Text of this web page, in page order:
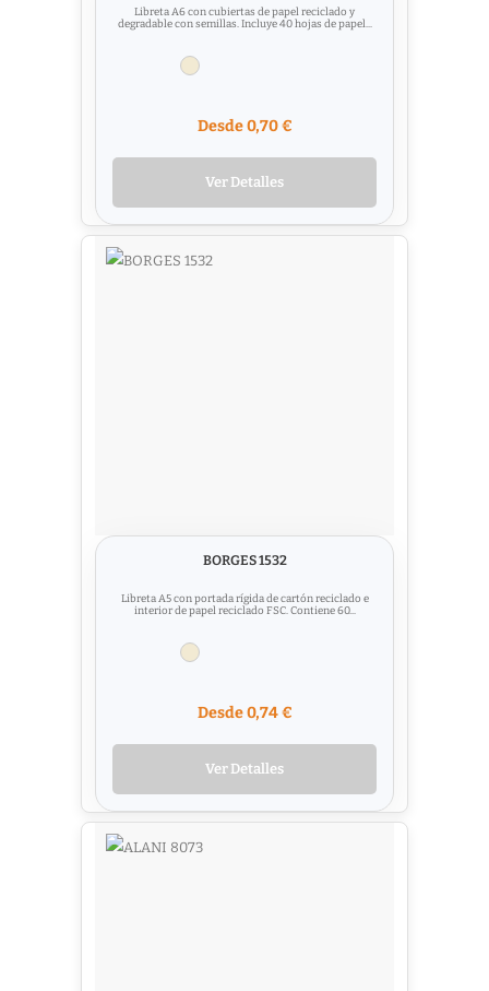
Libreta A6 con cubiertas de papel reciclado y
degradable con semillas. Incluye 40 hojas de papel...
Desde 0,70 €
Ver Detalles
BORGES 1532
Libreta A5 con portada rígida de cartón reciclado e
interior de papel reciclado FSC. Contiene 60...
Desde 0,74 €
Ver Detalles